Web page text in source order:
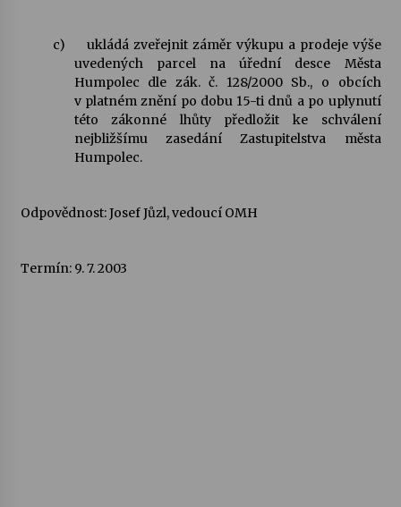
c)
ukládá zveřejnit záměr výkupu a prodeje výše
uvedených parcel na úřední desce Města
Humpolec dle zák. č. 128/2000 Sb., o obcích
v platném znění po dobu 15-ti dnů a po uplynutí
této zákonné lhůty předložit ke schválení
nejbližšímu zasedání Zastupitelstva města
Humpolec.
Odpovědnost: Josef Jůzl, vedoucí OMH
Termín: 9. 7. 2003